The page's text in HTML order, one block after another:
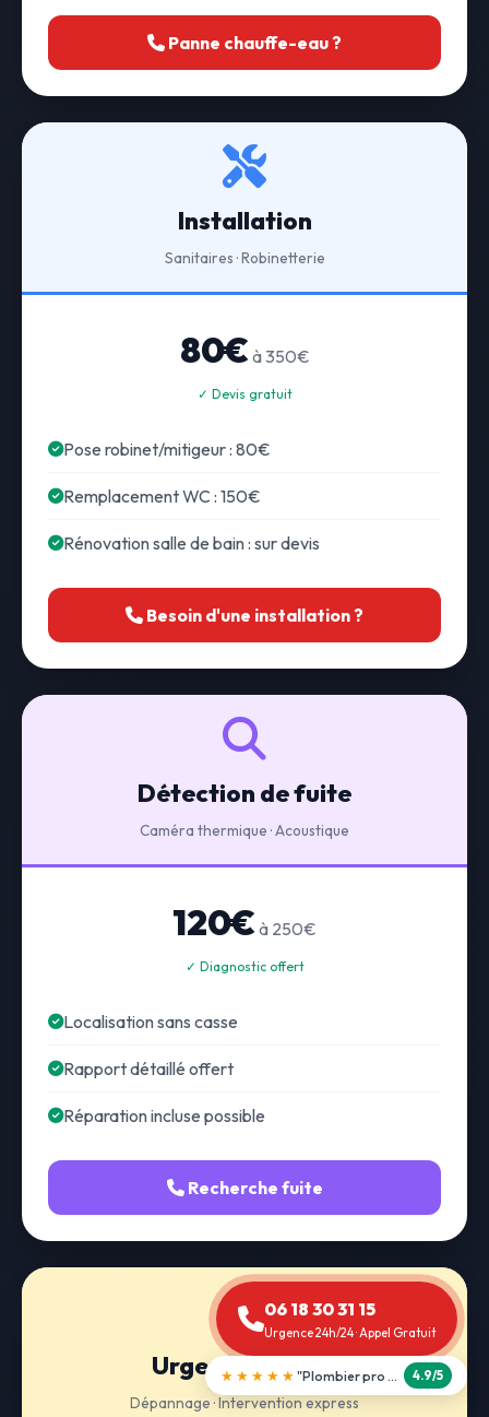
Panne chauffe-eau ?
Installation
Sanitaires · Robinetterie
80€ à 350€
✓ Devis gratuit
Pose robinet/mitigeur : 80€
Remplacement WC : 150€
Rénovation salle de bain : sur devis
Besoin d'une installation ?
Détection de fuite
Caméra thermique · Acoustique
120€ à 250€
✓ Diagnostic offert
Localisation sans casse
Rapport détaillé offert
Réparation incluse possible
Recherche fuite
Urgence 24h/24
Dépannage · Intervention express
06 18 30 31 15
Urgence 24h/24 · Appel Gratuit
★★★★★ "Débouchage WC en 30 min" 5.0/5